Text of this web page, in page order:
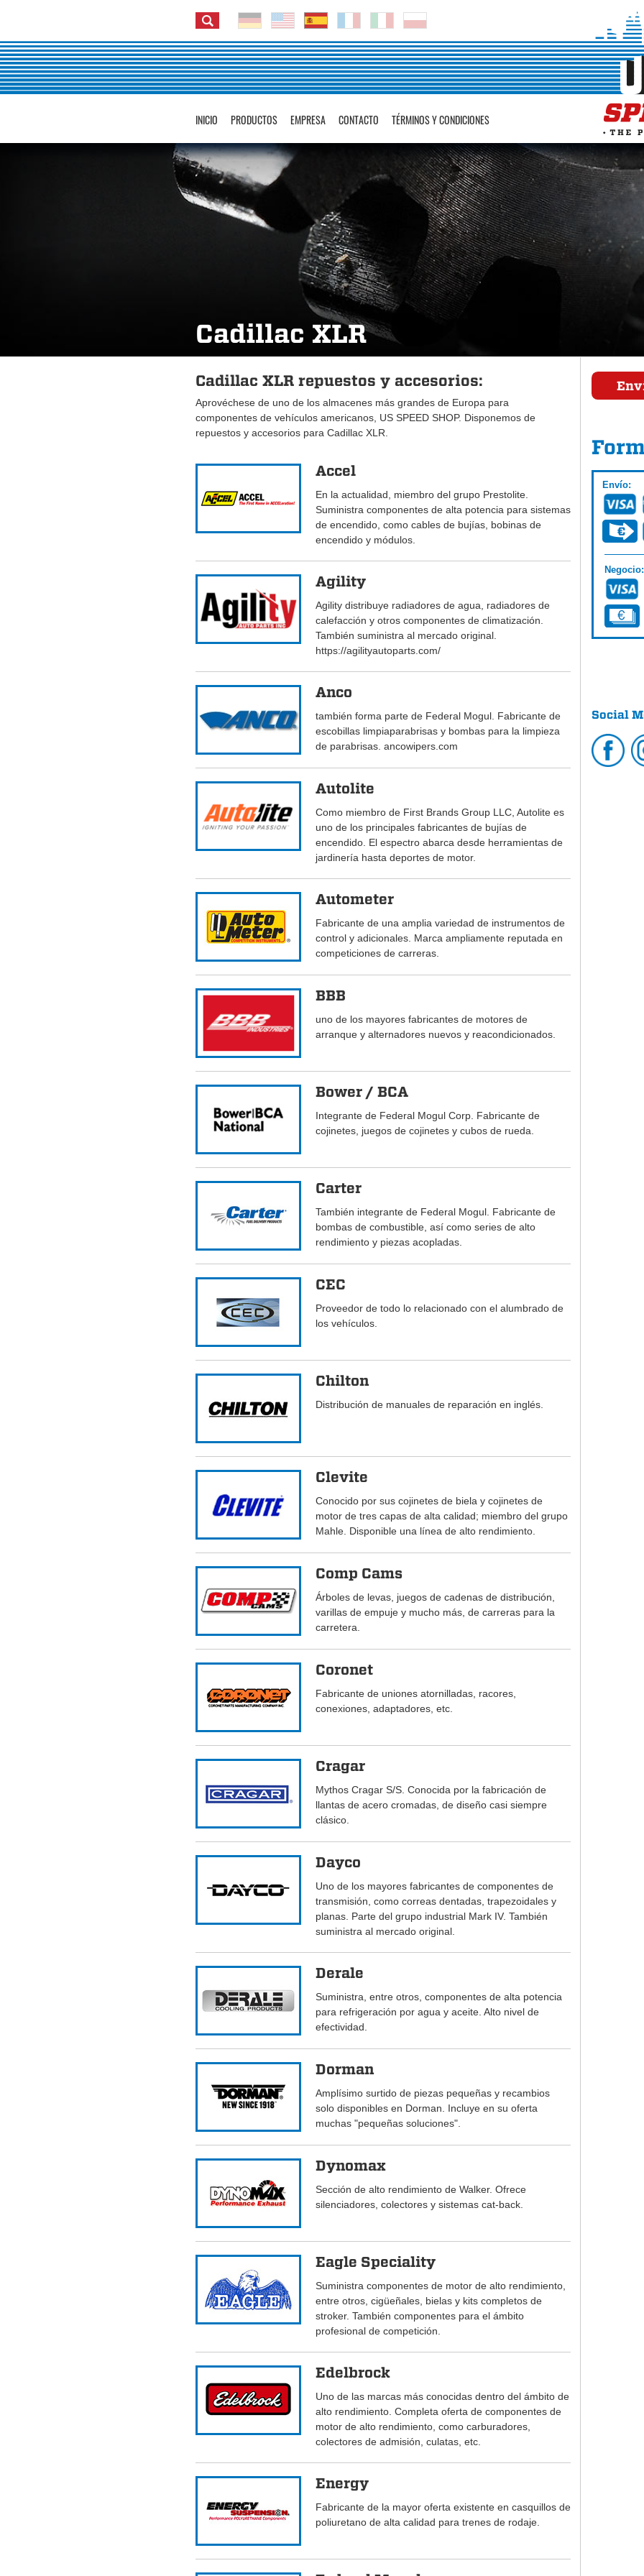
INICIO PRODUCTOS EMPRESA CONTACTO TÉRMINOS Y CONDICIONES
Cadillac XLR
Cadillac XLR repuestos y accesorios:
Aprovéchese de uno de los almacenes más grandes de Europa para
componentes de vehículos americanos, US SPEED SHOP. Disponemos de
repuestos y accesorios para Cadillac XLR.
Accel
En la actualidad, miembro del grupo Prestolite.
Suministra componentes de alta potencia para sistemas
de encendido, como cables de bujías, bobinas de
encendido y módulos.
Agility
Agility distribuye radiadores de agua, radiadores de
calefacción y otros componentes de climatización.
También suministra al mercado original.
https://agilityautoparts.com/
Anco
también forma parte de Federal Mogul. Fabricante de
escobillas limpiaparabrisas y bombas para la limpieza
de parabrisas. ancowipers.com
Autolite
Como miembro de First Brands Group LLC, Autolite es
uno de los principales fabricantes de bujías de
encendido. El espectro abarca desde herramientas de
jardinería hasta deportes de motor.
Autometer
Fabricante de una amplia variedad de instrumentos de
control y adicionales. Marca ampliamente reputada en
competiciones de carreras.
BBB
uno de los mayores fabricantes de motores de
arranque y alternadores nuevos y reacondicionados.
Bower / BCA
Integrante de Federal Mogul Corp. Fabricante de
cojinetes, juegos de cojinetes y cubos de rueda.
Carter
También integrante de Federal Mogul. Fabricante de
bombas de combustible, así como series de alto
rendimiento y piezas acopladas.
CEC
Proveedor de todo lo relacionado con el alumbrado de
los vehículos.
Chilton
Distribución de manuales de reparación en inglés.
Clevite
Conocido por sus cojinetes de biela y cojinetes de
motor de tres capas de alta calidad; miembro del grupo
Mahle. Disponible una línea de alto rendimiento.
Comp Cams
Árboles de levas, juegos de cadenas de distribución,
varillas de empuje y mucho más, de carreras para la
carretera.
Coronet
Fabricante de uniones atornilladas, racores,
conexiones, adaptadores, etc.
Cragar
Mythos Cragar S/S. Conocida por la fabricación de
llantas de acero cromadas, de diseño casi siempre
clásico.
Dayco
Uno de los mayores fabricantes de componentes de
transmisión, como correas dentadas, trapezoidales y
planas. Parte del grupo industrial Mark IV. También
suministra al mercado original.
Derale
Suministra, entre otros, componentes de alta potencia
para refrigeración por agua y aceite. Alto nivel de
efectividad.
Dorman
Amplísimo surtido de piezas pequeñas y recambios
solo disponibles en Dorman. Incluye en su oferta
muchas "pequeñas soluciones".
Dynomax
Sección de alto rendimiento de Walker. Ofrece
silenciadores, colectores y sistemas cat-back.
Eagle Speciality
Suministra componentes de motor de alto rendimiento,
entre otros, cigüeñales, bielas y kits completos de
stroker. También componentes para el ámbito
profesional de competición.
Edelbrock
Uno de las marcas más conocidas dentro del ámbito de
alto rendimiento. Completa oferta de componentes de
motor de alto rendimiento, como carburadores,
colectores de admisión, culatas, etc.
Energy
Fabricante de la mayor oferta existente en casquillos de
poliuretano de alta calidad para trenes de rodaje.
Envío:
Negocio:
Social